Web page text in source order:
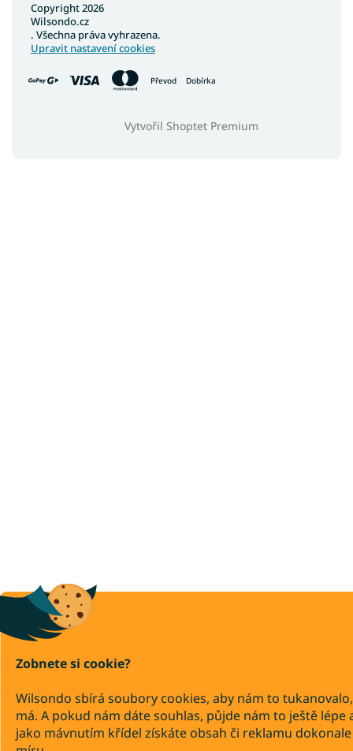
Zobnete si cookie?
Wilsondo sbírá soubory cookies, aby nám to
má. A pokud nám dáte souhlas, půjde nám to ještě lépe
jako mávnutím křídel získáte obsah či reklamu
Převod Dobírka
Vytvořil Shoptet Premium
Copyright 2026
Wilsondo.cz
. Všechna práva vyhrazena.
Upravit nastavení cookies